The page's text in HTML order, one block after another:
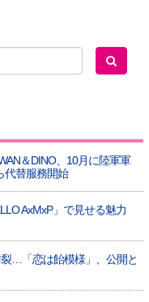
＆DINO、10月に陸軍軍
代替服務開始
AxMxP」で見せる魅力
…「恋は飴模様」、公開と